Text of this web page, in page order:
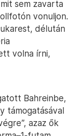
sem zavarta
vonuljon.
délután
volna írni,
Bahreinbe,
támogatásával
azaz ők